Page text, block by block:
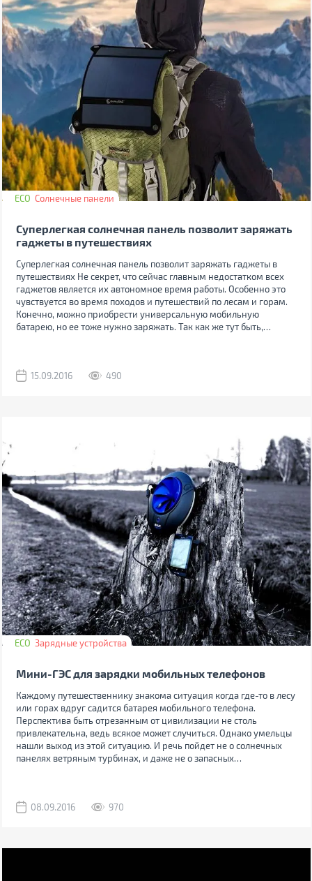
ECO Солнечные панели
Суперлегкая солнечная панель позволит заряжать
гаджеты в путешествиях
Суперлегкая солнечная панель позволит заряжать гаджеты в
путешествиях Не секрет, что сейчас главным недостатком всех
гаджетов является их автономное время работы. Особенно это
чувствуется во время походов и путешествий по лесам и горам.
Конечно, можно приобрести универсальную мобильную
батарею, но ее тоже нужно заряжать. Так как же тут быть,
15.09.2016 490
ECO Зарядные устройства
Мини-ГЭС для зарядки мобильных телефонов
Каждому путешественнику знакома ситуация когда где-то в лесу
или горах вдруг садится батарея мобильного телефона.
Перспектива быть отрезанным от цивилизации не столь
привлекательна, ведь всякое может случиться. Однако умельцы
нашли выход из этой ситуацию. И речь пойдет не о солнечных
панелях ветряным турбинах, и даже не о запасных
08.09.2016 970